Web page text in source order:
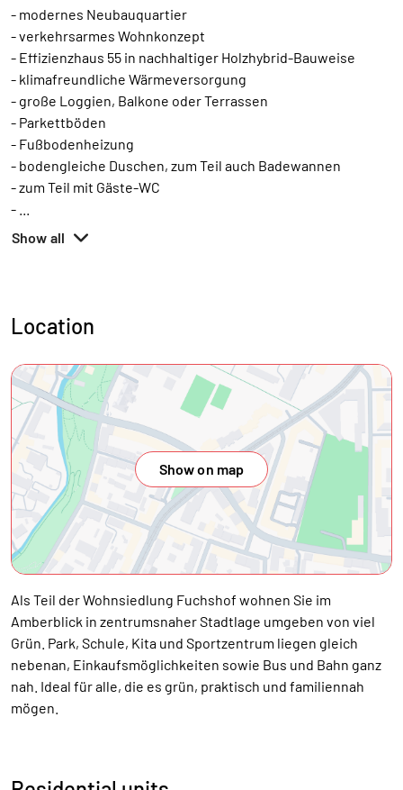
- modernes Neubauquartier
- verkehrsarmes Wohnkonzept
- Effizienzhaus 55 in nachhaltiger Holzhybrid-Bauweise
- klimafreundliche Wärmeversorgung
- große Loggien, Balkone oder Terrassen
- Parkettböden
- Fußbodenheizung
- bodengleiche Duschen, zum Teil auch Badewannen
- zum Teil mit Gäste-WC
-
Show all
Location
Show on map
Als Teil der Wohnsiedlung Fuchshof wohnen Sie im
Amberblick in zentrumsnaher Stadtlage umgeben von viel
Grün. Park, Schule, Kita und Sportzentrum liegen gleich
nebenan, Einkaufsmöglichkeiten sowie Bus und Bahn ganz
nah. Ideal für alle, die es grün, praktisch und familiennah
mögen.